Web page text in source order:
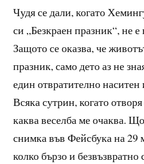
Чудя се дали, когато
си „Безкраен празник“, не
Защото се оказва, че
празник, само дето аз не
един отвратително
Всяка сутрин, когато
каква веселба ме очаква.
снимка във Фейсбука на 29
колко бързо и безвъзвратно